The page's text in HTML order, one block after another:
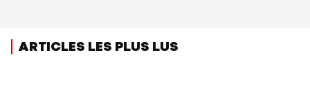
ARTICLES LES PLUS LUS